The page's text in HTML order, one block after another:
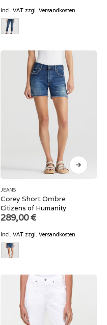
incl. VAT zzgl. Versandkosten
JEANS
Corey Short Ombre
Citizens of Humanity
289,00€
incl. VAT zzgl. Versandkosten